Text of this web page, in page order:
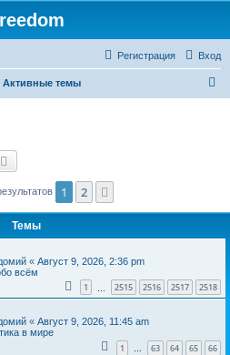
Вход
Регистрация
Активные темы
1 2
Темы
« Август 9, 2026, 2:36 pm
всём
1 2515 2516 2517 2518
« Август 9, 2026, 11:45 am
в мире
1 … 63 64 65 66